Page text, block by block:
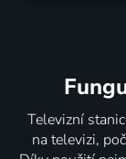
Televizní
na televizi,